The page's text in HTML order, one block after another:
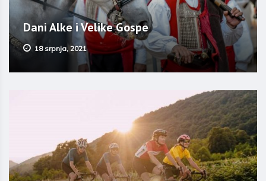
Dani Alke i Velike Gospe
18 srpnja, 2021